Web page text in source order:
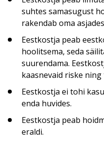
suhtes samasugust
rakendab oma
Eestkostja peab
hoolitsema, seda
suurendama.
kaasnevaid riske
Eestkostja ei tohi
enda huvides.
Eestkostja peab
eraldi.